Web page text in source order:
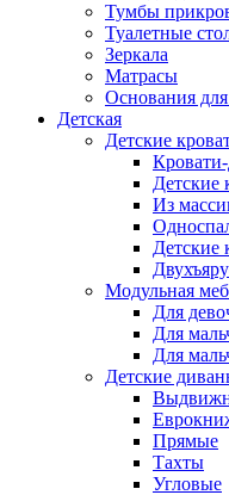
Тумбы
Туалетные
Зеркала
Матрасы
Основания
Детская
Детские
Детские
Из
Детские
Модульная
Для
Для
Для
Детские
Прямые
Тахты
Угловые